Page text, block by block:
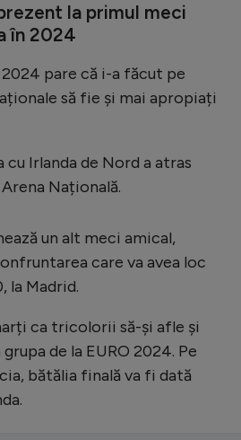
la primul meci
în 2024
pare că i-a făcut pe
să fie și mai apropiați
Irlanda de Nord a atras
Națională.
un alt meci amical,
care va avea loc
la Madrid.
ca tricolorii să-și afle și
de la EURO 2024. Pe
bătălia finală va fi dată